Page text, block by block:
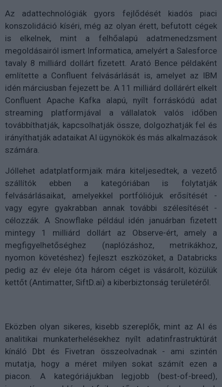
Az adattechnológiák gyors fejlődését kiadós piaci
konszolidáció kíséri, még az olyan érett, befutott cégek
is elkelnek, mint a felhőalapú adatmenedzsment
megoldásairól ismert Informatica, amelyért a Salesforce
tavaly 8 milliárd dollárt fizetett. Arató Bence példaként
említette a Confluent felvásárlását is, amelyet az IBM
idén márciusban fejezett be. A 11 milliárd dollárért elkelt
Confluent Apache Kafka alapú, nyílt forráskódú adat
streaming platformjával a vállalatok valós időben
továbbíthatják, kapcsolhatják össze, dolgozhatják fel és
irányíthatják adataikat AI ügynökök és más alkalmazások
számára.
Jóllehet adatplatformjaik mára kiteljesedtek, a vezető
szállítók ebben a kategóriában is folytatják
felvásárlásaikat, amelyekkel portfóliójuk erősítését -
vagy egyre gyakrabban annak további szélesítését -
célozzák. A Snowflake például idén januárban fizetett
mintegy 1 milliárd dollárt az Observe-ért, amely a
megfigyelhetőséghez (naplózáshoz, metrikákhoz,
nyomon követéshez) fejleszt eszközöket, a Databricks
pedig az év eleje óta három céget is vásárolt, közülük
kettőt (Antimatter, SiftD.ai) a kiberbiztonság területéről.
Eközben olyan sikeres, kisebb szereplők, mint az AI és
analitikai munkaterhelésekhez nyílt adatinfrastruktúrát
kínáló Dbt és Fivetran összeolvadnak - ami szintén
mutatja, hogy a méret milyen sokat számít ezen a
piacon. A kategóriájukban legjobb (best-of-breed),